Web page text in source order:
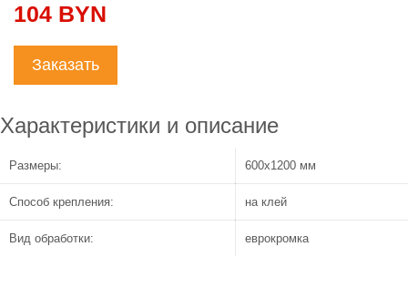
104 BYN
Заказать
Характеристики и описание
Размеры: 600x1200 мм
Способ крепления: на клей
Вид обработки: еврокромка